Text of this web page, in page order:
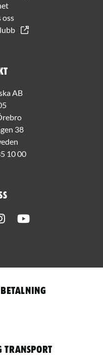
oss
AB
38
10 00
Instagram
transport